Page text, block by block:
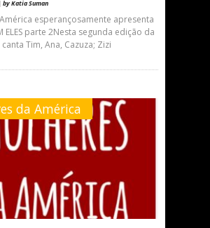
by Katia Suman
esperançosamente apresenta
ELES parte 2Nesta segunda edição da
Tim, Ana, Cazuza; Zizi
da América